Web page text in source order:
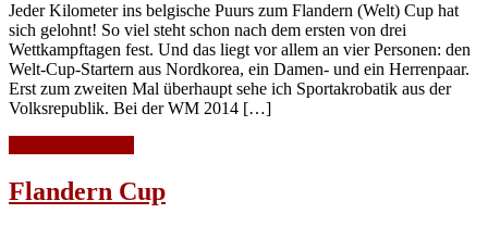
Jeder Kilometer ins belgische Puurs zum Flandern (Welt) Cup hat
sich gelohnt! So viel steht schon nach dem ersten von drei
Wettkampftagen fest. Und das liegt vor allem an vier Personen: den
Welt-Cup-Startern aus Nordkorea, ein Damen- und ein Herrenpaar.
Erst zum zweiten Mal überhaupt sehe ich Sportakrobatik aus der
Volksrepublik. Bei der WM 2014 […]
Flandern Cup